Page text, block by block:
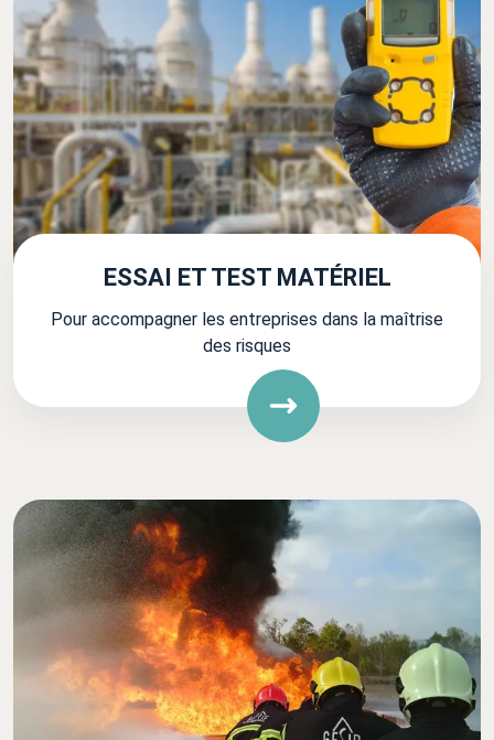
ESSAI ET TEST MATÉRIEL
Pour accompagner les entreprises dans la maîtrise
des risques